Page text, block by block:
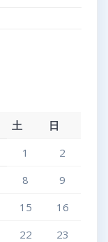
土
日
1
2
8
9
15
16
22
23